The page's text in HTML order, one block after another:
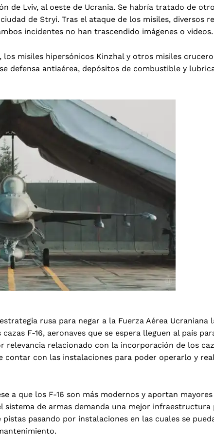
de Lviv, al oeste de Ucrania. Se habría tratado de otro
de Stryi. Tras el ataque de los misiles, diversos
incidentes no han trascendido imágenes o videos.
misiles hipersónicos Kinzhal y otros misiles crucero
defensa antiaérea, depósitos de combustible y
rusa para negar a la Fuerza Aérea Ucraniana
F-16, aeronaves que se espera lleguen al país
relevancia relacionado con la incorporación de los
contar con las instalaciones para poder operarlo y
a que los F-16 son más modernos y aportan mayores
sistema de armas demanda una mejor infraestructura
pasando por instalaciones en las cuales se